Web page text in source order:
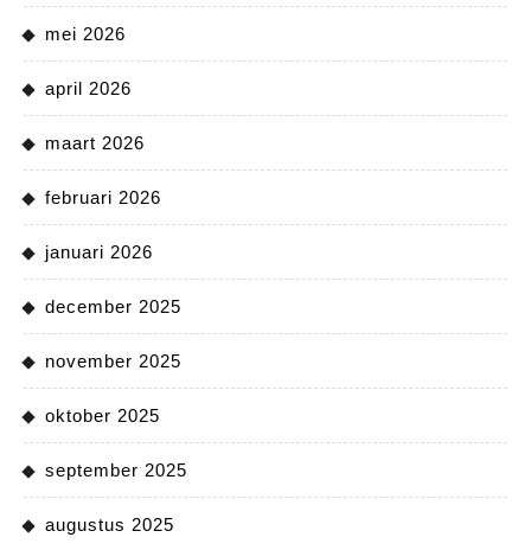
mei 2026
april 2026
maart 2026
februari 2026
januari 2026
december 2025
november 2025
oktober 2025
september 2025
augustus 2025